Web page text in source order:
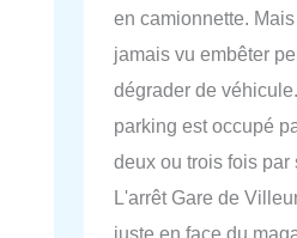
en camionnette.
jamais vu embêter
dégrader de
parking est occupé
deux ou trois fois par
L'arrêt Gare de
juste en face du